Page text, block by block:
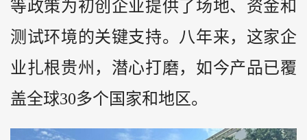
等政策为初创企业提供了场地、资金和
测试环境的关键支持。八年来，这家企
业扎根贵州，潜心打磨，如今产品已覆
盖全球30多个国家和地区。